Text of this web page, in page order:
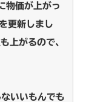
物価が上がっ
更新しまし
上がるので、
いいもんでも